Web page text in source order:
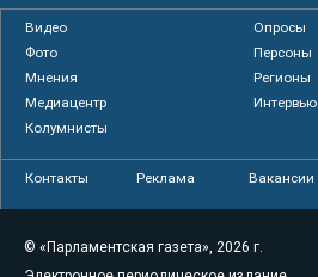
Видео
Опросы
Фото
Персоны
Мнения
Регионы
Медиацентр
Интервью
Колумнисты
Контакты Реклама Вакансии
© «Парламентская газета», 2026 г.